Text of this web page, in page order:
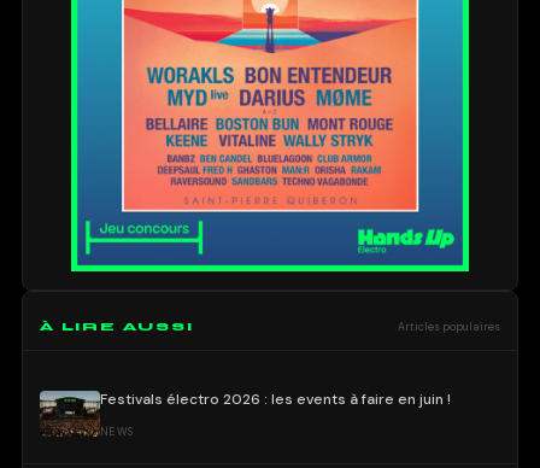
À LIRE AUSSI Articles populaires
Festivals électro 2026 : les events à faire en juin !
NEWS